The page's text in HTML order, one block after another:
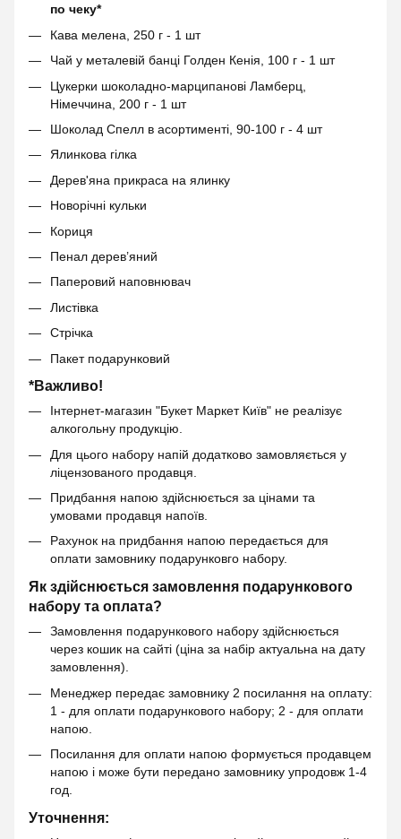
по чеку*
Кава мелена, 250 г - 1 шт
Чай у металевій банці Голден Кенія, 100 г - 1 шт
Цукерки шоколадно-марципанові Ламберц,
Німеччина, 200 г - 1 шт
Шоколад Спелл в асортименті, 90-100 г - 4 шт
Ялинкова гілка
Дерев'яна прикраса на ялинку
Новорічні кульки
Кориця
Пенал дерев’яний
Паперовий наповнювач
Листівка
Стрічка
Пакет подарунковий
*Важливо!
Інтернет-магазин "Букет Маркет Київ" не реалізує
алкогольну продукцію.
Для цього набору напій додатково замовляється у
ліцензованого продавця.
Придбання напою здійснюється за цінами та
умовами продавця напоїв.
Рахунок на придбання напою передається для
оплати замовнику подарунковго набору.
Як здійснюється замовлення подарункового
набору та оплата?
Замовлення подарункового набору здійснюється
через кошик на сайті (ціна за набір актуальна на дату
замовлення).
Менеджер передає замовнику 2 посилання на оплату:
1 - для оплати подарункового набору; 2 - для оплати
напою.
Посилання для оплати напою формується продавцем
напою і може бути передано замовнику упродовж 1-4
год.
Уточнення: